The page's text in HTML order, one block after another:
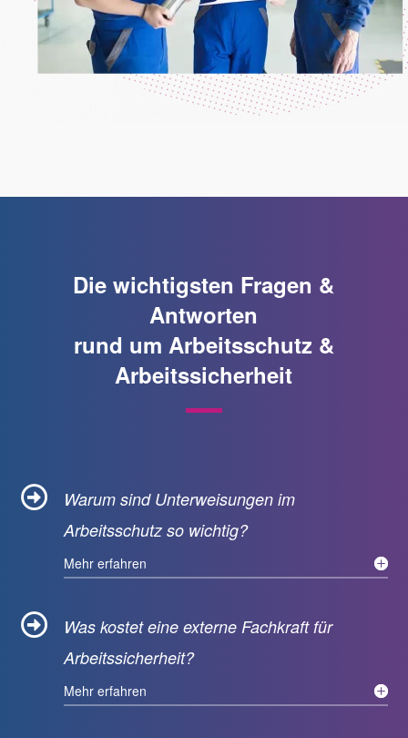
Die wichtigsten Fragen &
Antworten
rund um Arbeitsschutz &
Arbeitssicherheit

Warum sind Unterweisungen im
Arbeitsschutz so wichtig?
Mehr erfahren

Was kostet eine externe Fachkraft für
Arbeitssicherheit?
Mehr erfahren